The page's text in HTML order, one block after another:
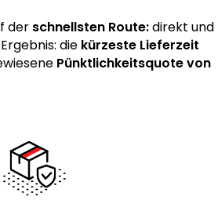
der schnellsten Route:direkt und
die kürzeste Lieferzeit
Pünktlichkeitsquote von